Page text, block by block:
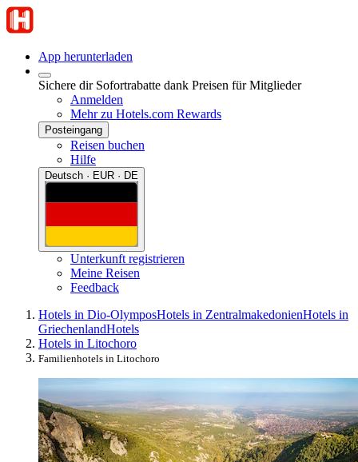
App herunterladen
Sichere dir Sofortrabatte dank Preisen für Mitglieder
Anmelden
Mehr zu Hotels.com Rewards
Posteingang
Reisen buchen
Hilfe
Deutsch · EUR · DE
Unterkunft registrieren
Meine Reisen
Feedback
Hotels in Dio-OlymposHotels in ZentralmakedonienHotels in
GriechenlandHotels
Hotels in Litochoro
Familienhotels in Litochoro